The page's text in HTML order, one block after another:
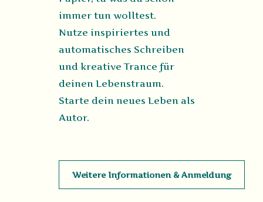
immer tun wolltest.
Nutze inspiriertes und
automatisches Schreiben
und kreative Trance für
deinen Lebenstraum.
Starte dein neues Leben als
Autor.
Weitere Informationen & Anmeldung